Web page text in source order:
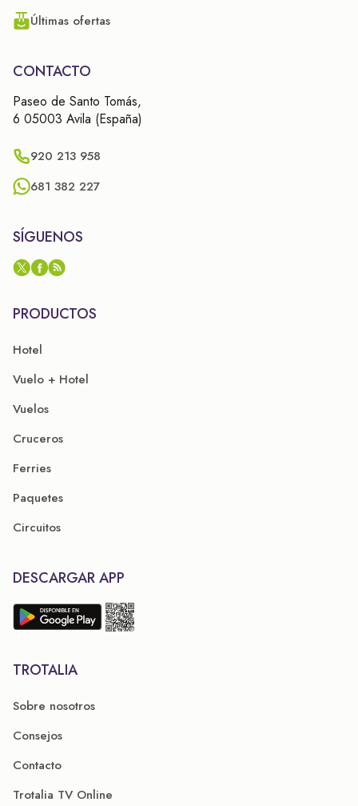
Últimas ofertas
CONTACTO
Paseo de Santo Tomás,
6 05003 Avila (España)
920 213 958
681 382 227
SÍGUENOS
PRODUCTOS
Hotel
Vuelo + Hotel
Vuelos
Cruceros
Ferries
Paquetes
Circuitos
DESCARGAR APP
TROTALIA
Sobre nosotros
Consejos
Contacto
Trotalia TV Online